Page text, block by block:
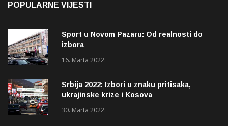
POPULARNE VIJESTI
Sport u Novom Pazaru: Od realnosti do
izbora
16. Marta 2022.
Srbija 2022: Izbori u znaku pritisaka,
ukrajinske krize i Kosova
30. Marta 2022.